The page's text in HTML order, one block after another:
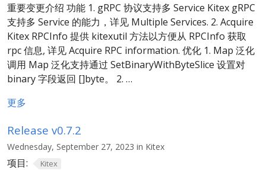
重要变更介绍 功能 1. gRPC 协议支持多 Service Kitex gRPC
支持多 Service 的能力，详见 Multiple Services. 2. Acquire
Kitex RPCInfo 提供 kitexutil 方法以方便从 RPCInfo 获取
rpc 信息, 详见 Acquire RPC information. 优化 1. Map 泛化
调用 Map 泛化支持通过 SetBinaryWithByteSlice 设置对
binary 字段返回 []byte。 2. …
更多
Release v0.7.2
Wednesday, September 27, 2023 in Kitex
项目: Kitex